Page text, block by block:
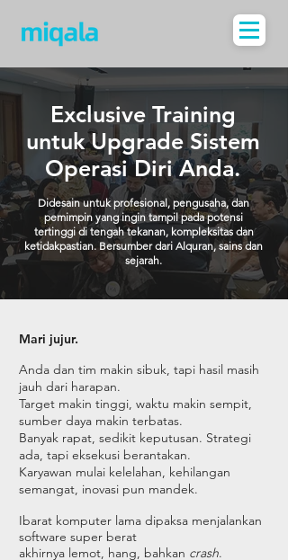
Exclusive Training
untuk Upgrade Sistem
Operasi Diri Anda.
Didesain untuk profesional, pengusaha, dan
pemimpin yang ingin tampil pada potensi
tertinggi di tengah tekanan, kompleksitas dan
ketidakpastian. Bersumber dari Alquran, sains dan
sejarah.
Mari jujur.
Anda dan tim makin sibuk, tapi hasil masih
jauh dari harapan.
Target makin tinggi, waktu makin sempit,
sumber daya makin terbatas.
Banyak rapat, sedikit keputusan. Strategi
ada, tapi eksekusi berantakan.
Karyawan mulai kelelahan, kehilangan
semangat, inovasi pun mandek.
Ibarat komputer lama dipaksa menjalankan
software super berat
akhirnya lemot, hang, bahkan crash.